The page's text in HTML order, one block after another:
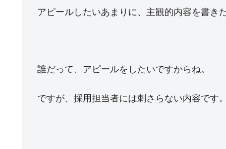
アピールしたいあまりに、主観的内容を書き
誰だって、アピールをしたいですからね。
ですが、採用担当者には刺さらない内容です